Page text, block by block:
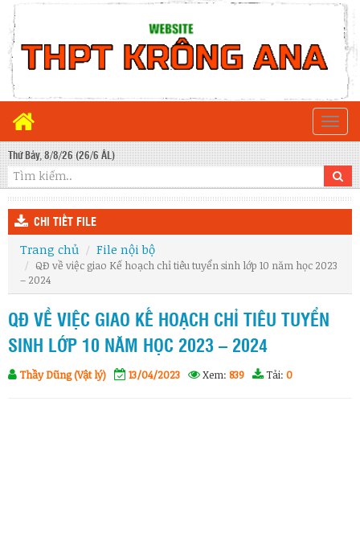
Thứ Bảy, 8/8/26 (26/6 ÂL)
CHI TIẾT FILE
Trang chủ File nội bộ
QĐ về việc giao Kế hoạch chỉ tiêu tuyển sinh lớp 10 năm học 2023
– 2024
QĐ VỀ VIỆC GIAO KẾ HOẠCH CHỈ TIÊU TUYỂN
SINH LỚP 10 NĂM HỌC 2023 – 2024
Thầy Dũng (Vật lý) 13/04/2023 Xem: 839 Tải: 0